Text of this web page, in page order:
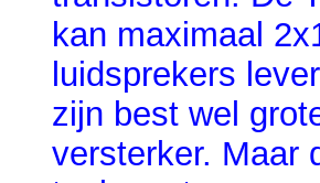
kan maximaal
luidsprekers
zijn best wel
versterker. Maar